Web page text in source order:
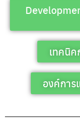
เทคนิค
องค์การ